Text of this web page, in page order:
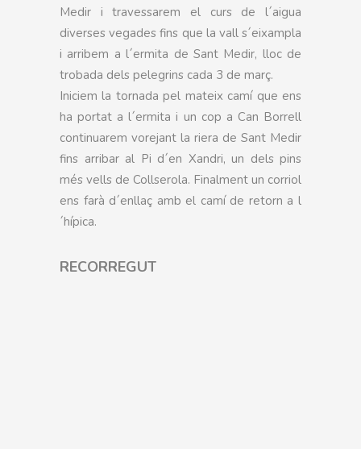
Medir i travessarem el curs de l´aigua
diverses vegades fins que la vall s´eixampla
i arribem a l´ermita de Sant Medir, lloc de
trobada dels pelegrins cada 3 de març.
Iniciem la tornada pel mateix camí que ens
ha portat a l´ermita i un cop a Can Borrell
continuarem vorejant la riera de Sant Medir
fins arribar al Pi d´en Xandri, un dels pins
més vells de Collserola. Finalment un corriol
ens farà d´enllaç amb el camí de retorn a l
´hípica.
RECORREGUT